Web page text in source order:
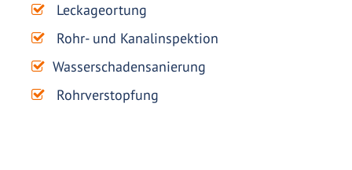
Leckageortung
Rohr- und Kanalinspektion
Wasserschadensanierung
Rohrverstopfung